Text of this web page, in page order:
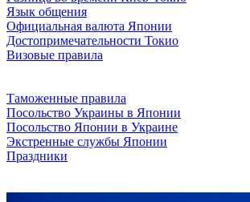
Язык общения
Официальная валюта Японии
Достопримечательности Токио
Визовые правила
Таможенные правила
Посольство Украины в Японии
Посольство Японии в Украине
Экстренные службы Японии
Праздники